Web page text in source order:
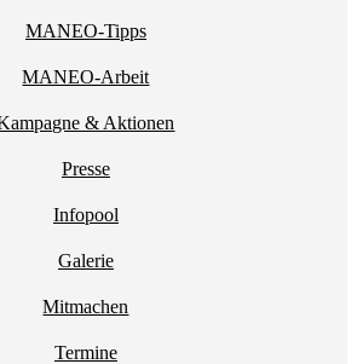
MANEO-Tipps
MANEO-Arbeit
& Aktionen
Presse
Infopool
Galerie
Mitmachen
Termine